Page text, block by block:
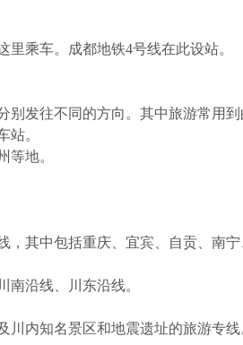
乘车。成都地铁4号线在此设站。
发往不同的方向。其中旅游常用
站。
等地。
，其中包括重庆、宜宾、自贡、南宁
南沿线、川东沿线。
川内知名景区和地震遗址的旅游专线